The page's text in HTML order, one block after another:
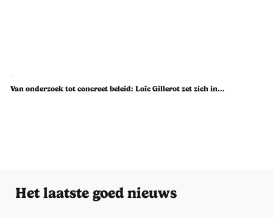
Van onderzoek tot concreet beleid: Loïc Gillerot zet zich in...
Het laatste goed nieuws